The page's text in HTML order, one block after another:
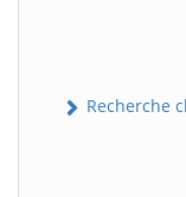
Recherche